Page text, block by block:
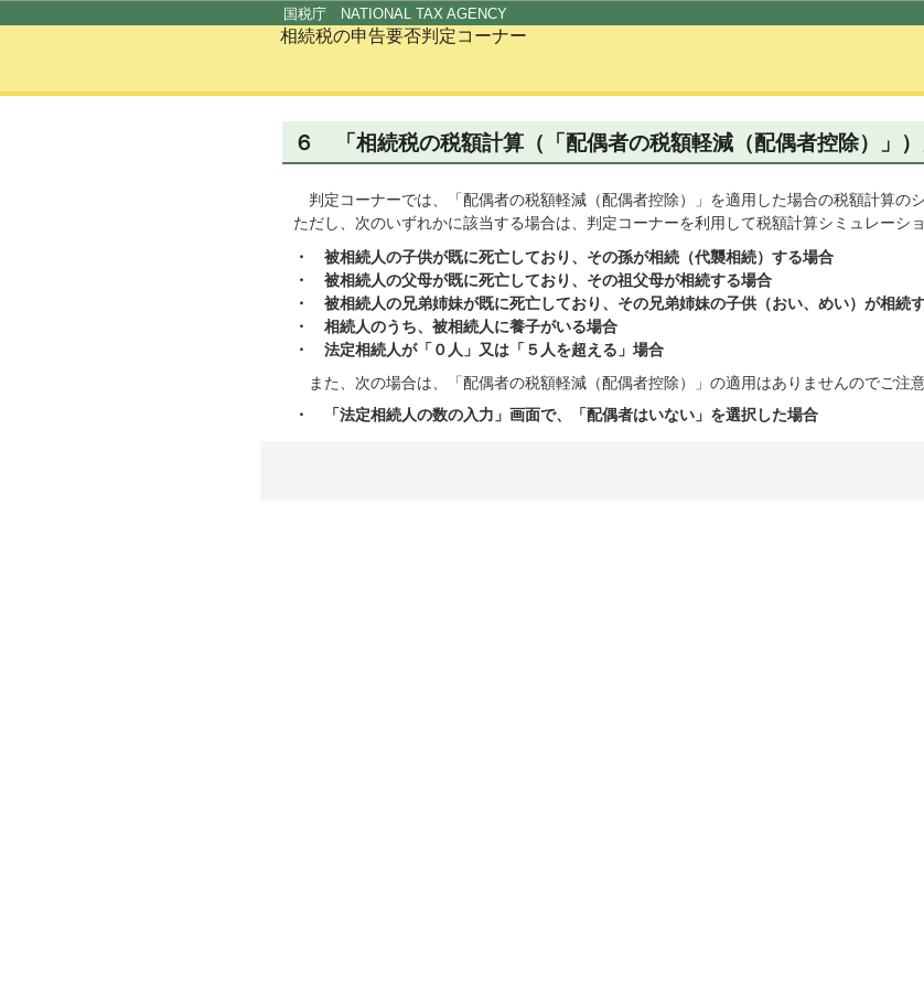
国税庁 NATIONAL TAX AGENCY
相続税の申告要否判定コーナー
６ 「相続税の税額計算（「配偶者の税額軽減（配偶者控除）」
判定コーナーでは、「配偶者の税額軽減（配偶者控除）」を適用した場合の税額計算の
ただし、次のいずれかに該当する場合は、判定コーナーを利用して税額計算シミュレーシ
・ 被相続人の子供が既に死亡しており、その孫が相続（代襲相続）する場合
・ 被相続人の父母が既に死亡しており、その祖父母が相続する場合
・ 被相続人の兄弟姉妹が既に死亡しており、その兄弟姉妹の子供（おい、めい）が相続
・ 相続人のうち、被相続人に養子がいる場合
・ 法定相続人が「０人」又は「５人を超える」場合
また、次の場合は、「配偶者の税額軽減（配偶者控除）」の適用はありませんのでご注意
・ 「法定相続人の数の入力」画面で、「配偶者はいない」を選択した場合